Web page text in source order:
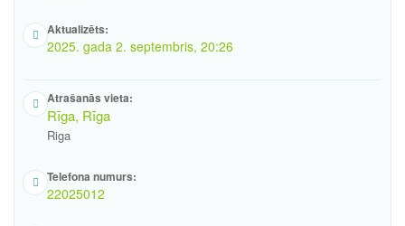
Aktualizēts:
2025. gada 2. septembris, 20:26
Atrašanās vieta:
Rīga, Rīga
Riga
Telefona numurs:
22025012